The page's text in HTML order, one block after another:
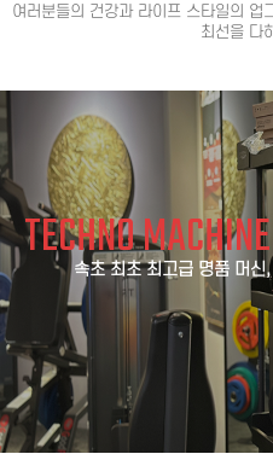
여러분들의 건강과 라이프 스타일의 업
최선을 다
TECHNO MACHINE
속초 최초 최고급 명품 머신